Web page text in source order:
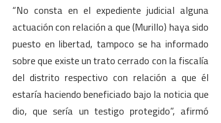
“No consta en el expediente judicial alguna
actuación con relación a que (Murillo) haya sido
puesto en libertad, tampoco se ha informado
sobre que existe un trato cerrado con la fiscalía
del distrito respectivo con relación a que él
estaría haciendo beneficiado bajo la noticia que
dio, que sería un testigo protegido”, afirmó